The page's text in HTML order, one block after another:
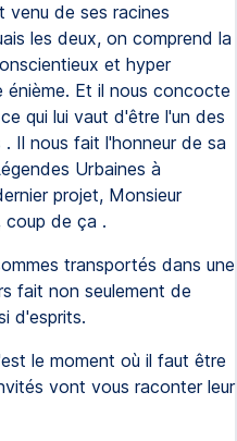
venu de ses racines
les deux, on comprend la
et hyper
énième. Et il nous concocte
qui lui vaut d'être l'un des
Il nous fait l'honneur de sa
Urbaines à
projet, Monsieur
coup de ça .
transportés dans une
fait non seulement de
d'esprits.
le moment où il faut être
vont vous raconter leur